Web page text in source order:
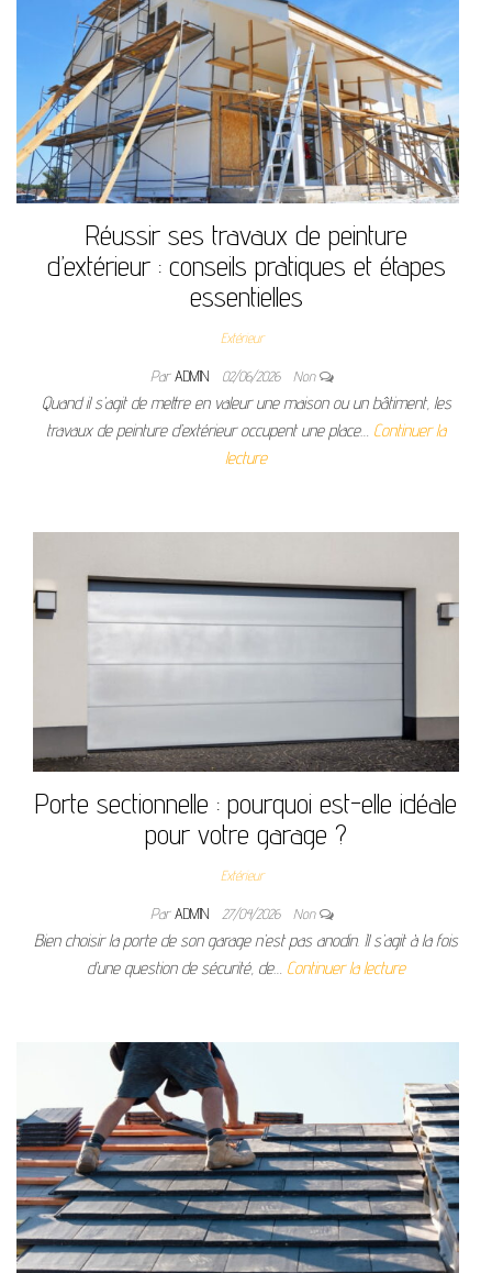
Réussir ses travaux de peinture
d’extérieur : conseils pratiques et étapes
essentielles
Extérieur
ParADMIN 02/06/2026 Non
Quand il s’agit de mettre en valeur une maison ou un bâtiment, les
travaux de peinture d’extérieur occupent une place… Continuer la
lecture
Porte sectionnelle : pourquoi est-elle idéale
pour votre garage ?
Extérieur
ParADMIN 27/04/2026 Non
Bien choisir la porte de son garage n’est pas anodin. Il s’agit à la fois
d’une question de sécurité, de… Continuer la lecture